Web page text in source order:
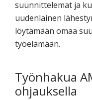
suunnittelemat ja
uudenlainen
löytämään omaa
työelämään.
Työnhakua
ohjauksella